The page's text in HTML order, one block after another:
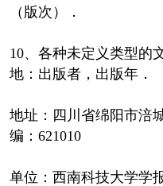
（版次）．
10、各种未定义类型的
地：出版者，出版年．
地址：四川省绵阳市
编：621010
单位：西南科技大学学